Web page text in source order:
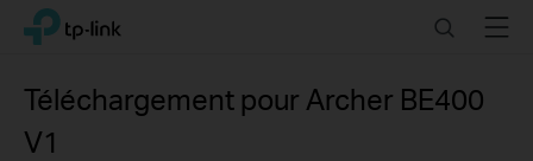
Click
the
navigation
TP-Link, Reliably Smart SearchMenu
Téléchargement pour Archer BE400
V1